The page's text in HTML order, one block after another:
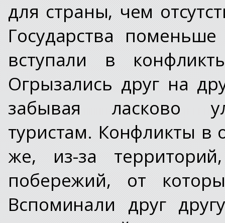
для страны, чем
Государства
вступали в
Огрызались друг на
забывая ласково
туристам. Конфликты в
же, из-за
побережий, от
Вспоминали друг